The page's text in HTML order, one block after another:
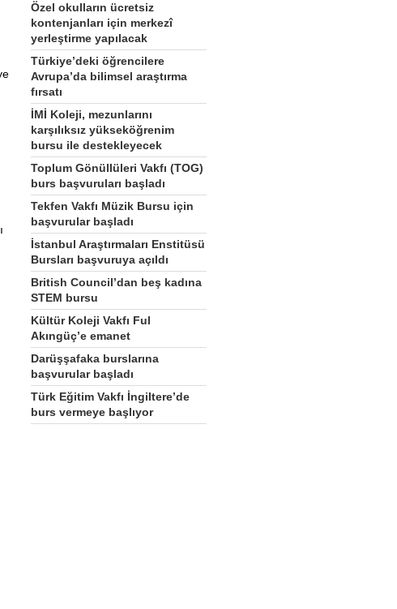
Özel okulların ücretsiz
kontenjanları için merkezî
yerleştirme yapılacak
Türkiye’deki öğrencilere
Avrupa’da bilimsel araştırma
fırsatı
İMİ Koleji, mezunlarını
karşılıksız yükseköğrenim
bursu ile destekleyecek
Toplum Gönüllüleri Vakfı (TOG)
burs başvuruları başladı
Tekfen Vakfı Müzik Bursu için
başvurular başladı
İstanbul Araştırmaları Enstitüsü
Bursları başvuruya açıldı
British Council’dan beş kadına
STEM bursu
Kültür Koleji Vakfı Ful
Akıngüç’e emanet
Darüşşafaka burslarına
başvurular başladı
Türk Eğitim Vakfı İngiltere’de
burs vermeye başlıyor